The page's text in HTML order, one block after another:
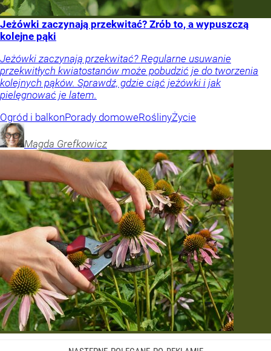
Jeżówki zaczynają przekwitać? Zrób to, a wypuszczą
kolejne pąki
Jeżówki zaczynają przekwitać? Regularne usuwanie
przekwitłych kwiatostanów może pobudzić je do tworzenia
kolejnych pąków. Sprawdź, gdzie ciąć jeżówki i jak
pielęgnować je latem.
Ogród i balkonPorady domoweRoślinyŻycie
Magda Grefkowicz